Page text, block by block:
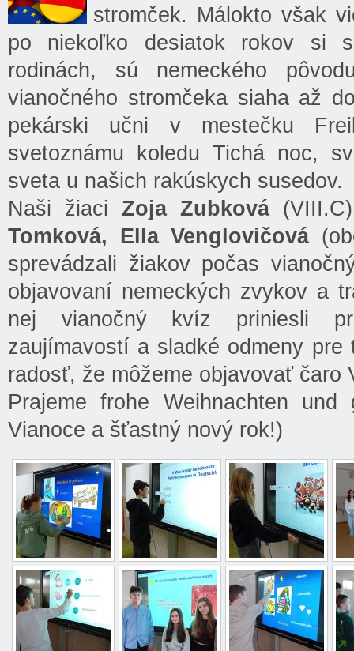
stromček. Málokto však
po niekoľko desiatok rokov si
rodinách, sú nemeckého
vianočného stromčeka siaha až
pekárski učni v mestečku
svetoznámu koledu Tichá noc,
sveta u našich rakúskych susedov.
Naši žiaci Zoja Zubková
Tomková, Ella Venglovičová
sprevádzali žiakov počas
objavovaní nemeckých zvykov a
nej vianočný kvíz priniesli
zaujímavostí a sladké odmeny
radosť, že môžeme objavovať čaro
Prajeme frohe Weihnachten
Vianoce a šťastný nový rok!)